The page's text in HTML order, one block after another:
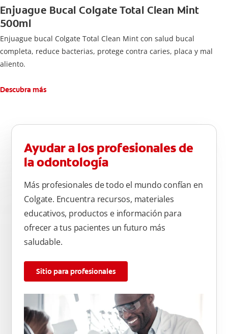
Enjuague Bucal Colgate Total Clean Mint
500ml
Enjuague bucal Colgate Total Clean Mint con salud bucal
completa, reduce bacterias, protege contra caries, placa y mal
aliento.
Descubra más
Ayudar a los profesionales de
la odontología
Más profesionales de todo el mundo confían en
Colgate. Encuentra recursos, materiales
educativos, productos e información para
ofrecer a tus pacientes un futuro más
saludable.
Sitio para profesionales